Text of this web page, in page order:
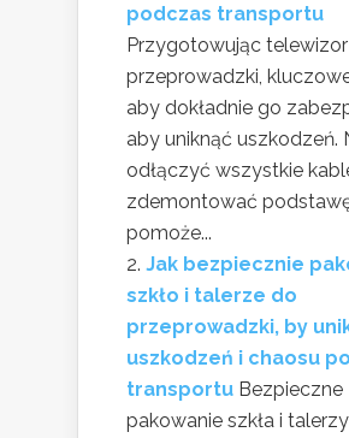
podczas transportu
Przygotowując
przeprowadzki,
aby dokładnie go
aby uniknąć uszkodzeń.
odłączyć wszystkie
zdemontować
pomoże...
Jak bezpiecznie
szkło i talerze do
przeprowadzki, by
uszkodzeń i chaosu
transportu Bezpieczne
pakowanie szkła i